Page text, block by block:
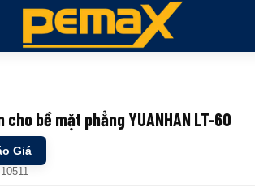
cho bề mặt phẳng YUANHAN LT-60
Giá